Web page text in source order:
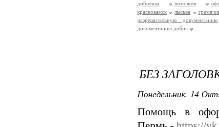
добрянка
поможем
краснокамск
лысьва
разрешительную документацию
документацию добря
БЕЗ
Понедельник, 14
Помощь в